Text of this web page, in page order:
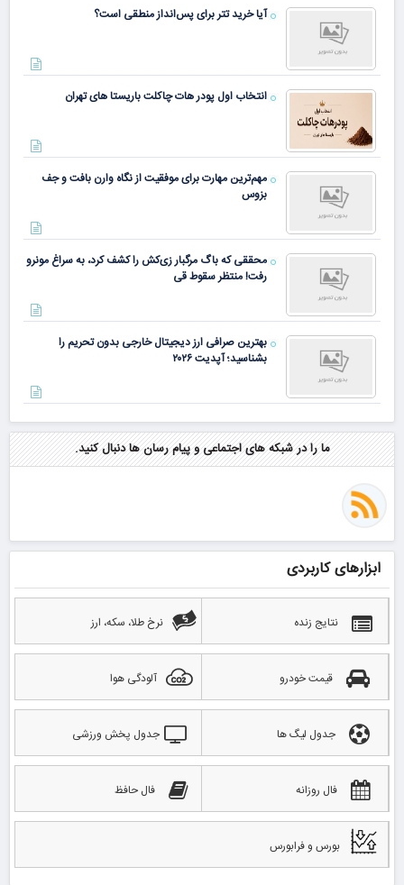
آیا خرید تتر برای پس‌انداز منطقی است؟
انتخاب اول پودر هات چاکلت باریستا های تهران
مهم‌ترین مهارت برای موفقیت از نگاه وارن بافت و جف
بزوس
محققی که باگ مرگبار زی‌کش را کشف کرد، به سراغ مونرو
رفت! منتظر سقوط قی
بهترین صرافی ارز دیجیتال خارجی بدون تحریم را
بشناسید؛ آپدیت ۲۰۲۶
ما را در شبکه های اجتماعی و پیام رسان ها دنبال کنید.
ابزارهای کاربردی
نتایج زنده نرخ طلا، سکه، ارز
قیمت خودرو آلودگی هوا
جدول لیگ ها جدول پخش ورزشی
فال روزانه فال حافظ
بورس و فرابورس